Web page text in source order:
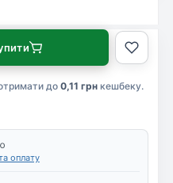
до 0,11 грн кешбеку.
оплату